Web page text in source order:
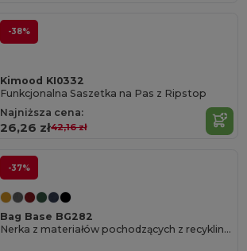
-38%
Kimood KI0332
Funkcjonalna Saszetka na Pas z Ripstop
Najniższa cena:
26,26 zł42,16 zł
-37%
Bag Base BG282
Nerka z materiałów pochodzących z recyklingu